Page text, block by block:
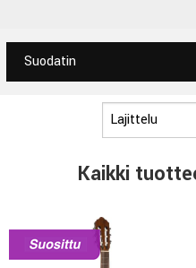
Suodatin
Kaikki